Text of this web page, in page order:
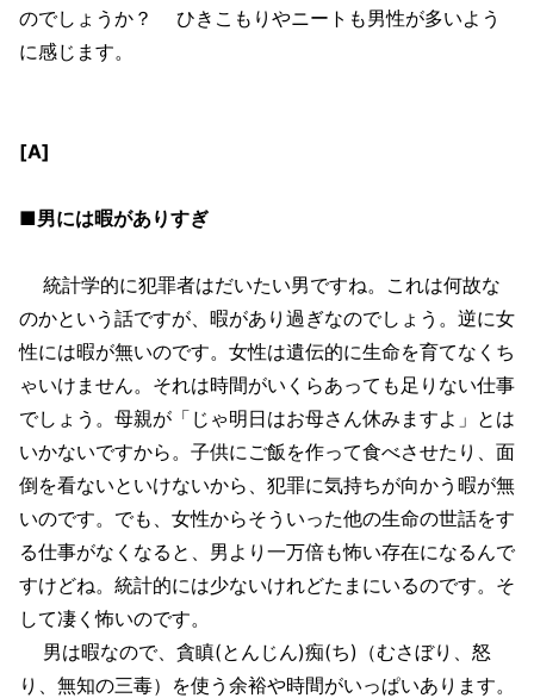
のでしょうか？ ひきこもりやニートも男性が多いよう
に感じます。
[A]
■男には暇がありすぎ
統計学的に犯罪者はだいたい男ですね。これは何故な
のかという話ですが、暇があり過ぎなのでしょう。逆に女
性には暇が無いのです。女性は遺伝的に生命を育てなくち
ゃいけません。それは時間がいくらあっても足りない仕事
でしょう。母親が「じゃ明日はお母さん休みますよ」とは
いかないですから。子供にご飯を作って食べさせたり、面
倒を看ないといけないから、犯罪に気持ちが向かう暇が無
いのです。でも、女性からそういった他の生命の世話をす
る仕事がなくなると、男より一万倍も怖い存在になるんで
すけどね。統計的には少ないけれどたまにいるのです。そ
して凄く怖いのです。
男は暇なので、貪瞋(とんじん)痴(ち)（むさぼり、怒
り、無知の三毒）を使う余裕や時間がいっぱいあります。